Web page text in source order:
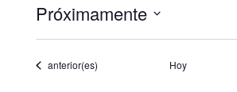
Próximamente
Eventos
anterior(es) Hoy